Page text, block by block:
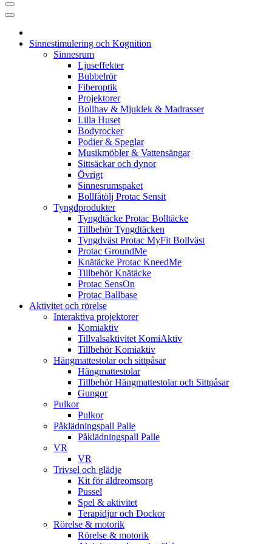
Sinnestimulering och Kognition
Sinnesrum
Ljuseffekter
Bubbelrör
Fiberoptik
Projektorer
Bollhav & Mjuklek & Madrasser
Lilla Huset
Bodyrocker
Podier & Speglar
Musikmöbler & Vattensängar
Sittsäckar och dynor
Övrigt
Sinnesrumspaket
Bollfåtölj Protac Sensit
Tyngdprodukter
Tyngdtäcke Protac Bolltäcke
Tillbehör Tyngdtäcken
Tyngdväst Protac MyFit Bollväst
Protac GroundMe
Knätäcke Protac KneedMe
Tillbehör Knätäcke
Protac SensOn
Protac Ballbase
Aktivitet och rörelse
Interaktiva projektorer
Komiaktiv
Tillvalsaktivitet KomiAktiv
Tillbehör Komiaktiv
Hängmattestolar och sittpåsar
Hängmattestolar
Tillbehör Hängmattestolar och Sittpåsar
Gungor
Pulkor
Pulkor
Påklädningspall Palle
Påklädningspall Palle
VR
VR
Trivsel och glädje
Kit för äldreomsorg
Pussel
Spel & aktivitet
Terapidjur och Dockor
Rörelse & motorik
Rörelse & motorik